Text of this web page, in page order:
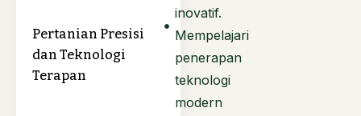
inovatif.
Pertanian Presisi
dan Teknologi
Terapan
Mempelajari
penerapan
teknologi
modern